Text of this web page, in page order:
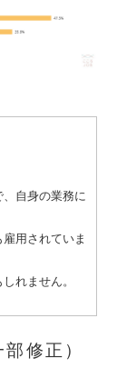
自身の業務に
用されていま
れません。
部修正）